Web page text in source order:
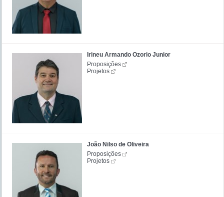
Irineu Armando Ozorio Junior
Proposições
Projetos
João Nilso de Oliveira
Proposições
Projetos